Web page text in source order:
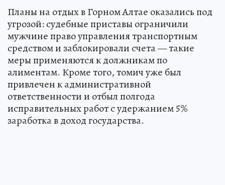
Планы на отдых в Горном Алтае оказались под
угрозой: судебные приставы ограничили
мужчине право управления транспортным
средством и заблокировали счета — такие
меры применяются к должникам по
алиментам. Кроме того, томич уже был
привлечен к административной
ответственности и отбыл полгода
исправительных работ с удержанием 5%
заработка в доход государства.